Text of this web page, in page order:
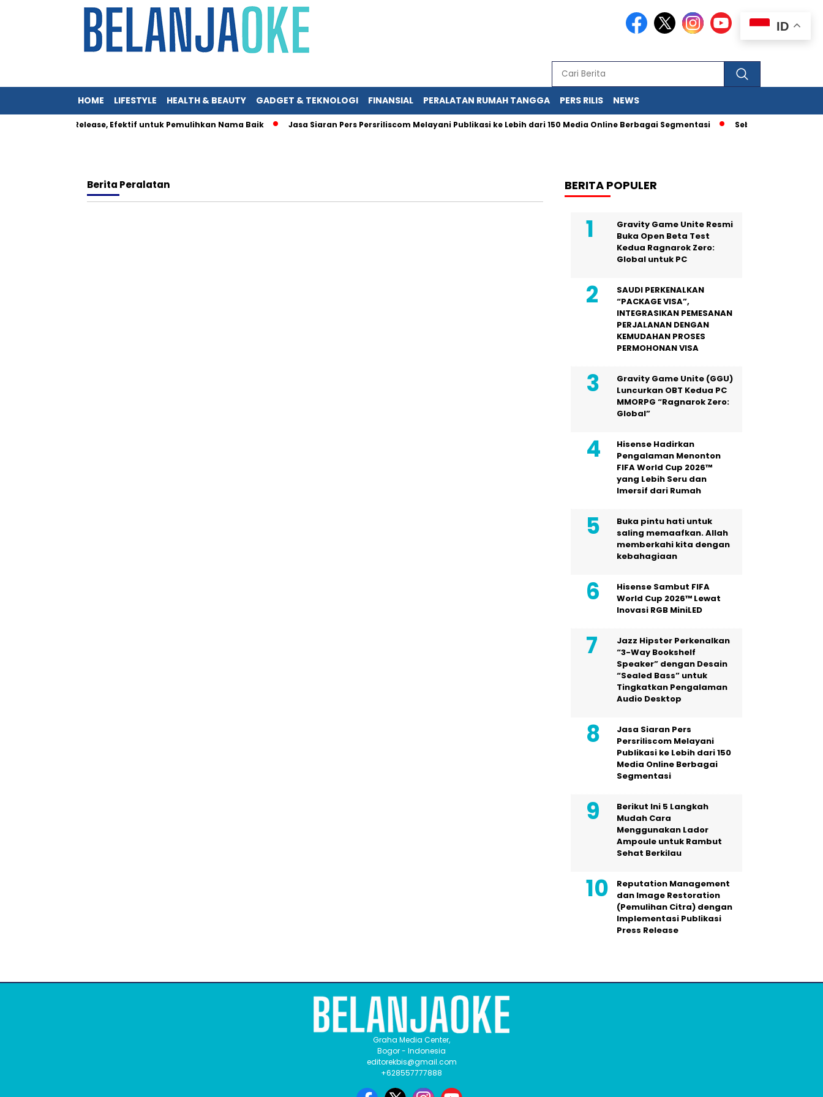
HOME LIFESTYLE HEALTH & BEAUTY GADGET & TEKNOLOGI FINANSIAL PERALATAN RUMAH TANGGA PERS RILIS NEWS
Press Release, Efektif untuk Pemulihkan Nama Baik Jasa Siaran Pers Persriliscom Melayani Publikasi ke Lebih dari 150 Media Online Berbagai Segmentasi Sebagai Alat
Berita Peralatan BERITA POPULER
Gravity Game Unite Resmi
Buka Open Beta Test
Kedua Ragnarok Zero:
Global untuk PC
SAUDI PERKENALKAN
“PACKAGE VISA”,
INTEGRASIKAN PEMESANAN
PERJALANAN DENGAN
KEMUDAHAN PROSES
PERMOHONAN VISA
Gravity Game Unite (GGU)
Luncurkan OBT Kedua PC
MMORPG “Ragnarok Zero:
Global”
Hisense Hadirkan
Pengalaman Menonton
FIFA World Cup 2026™
yang Lebih Seru dan
Imersif dari Rumah
Buka pintu hati untuk
saling memaafkan. Allah
memberkahi kita dengan
kebahagiaan
Hisense Sambut FIFA
World Cup 2026™ Lewat
Inovasi RGB MiniLED
Jazz Hipster Perkenalkan
“3-Way Bookshelf
Speaker” dengan Desain
“Sealed Bass” untuk
Tingkatkan Pengalaman
Audio Desktop
Jasa Siaran Pers
Persriliscom Melayani
Publikasi ke Lebih dari 150
Media Online Berbagai
Segmentasi
Berikut Ini 5 Langkah
Mudah Cara
Menggunakan Lador
Ampoule untuk Rambut
Sehat Berkilau
Reputation Management
dan Image Restoration
(Pemulihan Citra) dengan
Implementasi Publikasi
Press Release
ID
Graha Media Center,
Bogor - Indonesia
editorekbis@gmail.com
+628557777888